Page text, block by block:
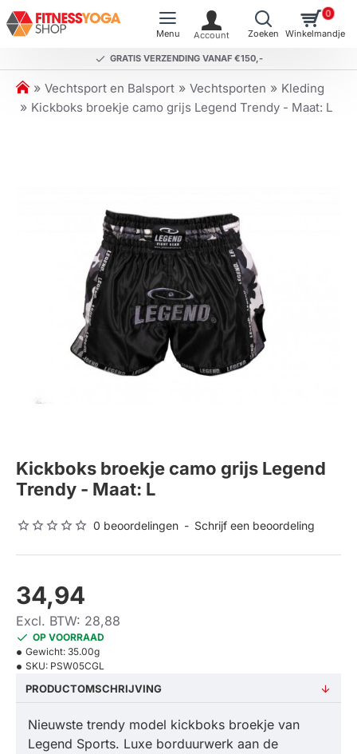
GRATIS VERZENDING VANAF €150,-
0
h
o
Vechtsport en Balsport Vechtsporten
Kleding
Kickboks broekje camo grijs Legend Trendy - Maat: L
Kickboks broekje camo grijs Legend
Trendy - Maat: L
0 beoordelingen - Schrijf een beoordeling
34,94
Excl. BTW: 28,88
OP VOORRAAD
Gewicht: 35.00g
SKU: PSW05CGL
PRODUCTOMSCHRIJVING
Nieuwste trendy model kickboks broekje van
Legend Sports. Luxe borduurwerk aan de